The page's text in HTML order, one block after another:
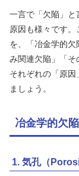
一言で「欠陥」と
原因も様々です
を、「冶金学的
み関連欠陥」「そ
それぞれの「原因
ましょう。
冶金学的欠陥
1. 気孔（